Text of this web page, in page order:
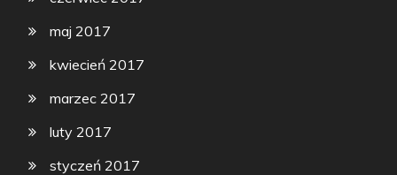
maj 2017
kwiecień 2017
marzec 2017
luty 2017
styczeń 2017